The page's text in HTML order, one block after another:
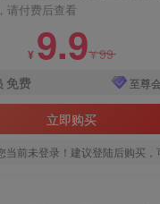
请付费后查看
¥ 9.9¥99
免费 至尊
立即购买
当前未登录！建议登陆后购买，